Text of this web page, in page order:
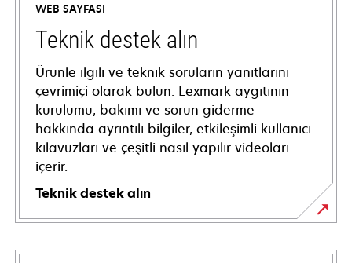
WEB SAYFASI
Teknik destek alın
Ürünle ilgili ve teknik soruların yanıtlarını
çevrimiçi olarak bulun. Lexmark aygıtının
kurulumu, bakımı ve sorun giderme
hakkında ayrıntılı bilgiler, etkileşimli kullanıcı
kılavuzları ve çeşitli nasıl yapılır videoları
içerir.
Teknik destek alın
opens
in